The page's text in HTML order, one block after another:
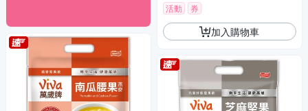
活動 券
加入購物車